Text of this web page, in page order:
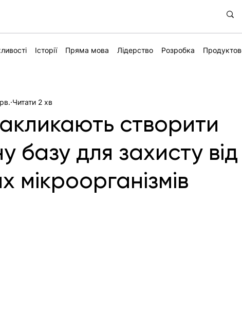
Історії Пряма мова Лідерство Розробка
створити
базу для захисту від
мікроорганізмів
Читати 2 хв